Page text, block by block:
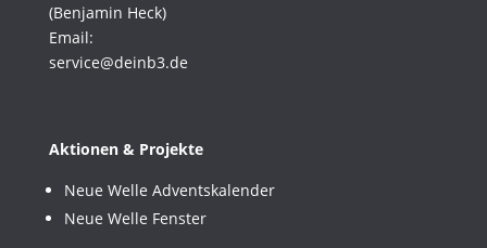
(Benjamin Heck)
Email:
service@deinb3.de
Aktionen & Projekte
Neue Welle Adventskalender
Neue Welle Fenster